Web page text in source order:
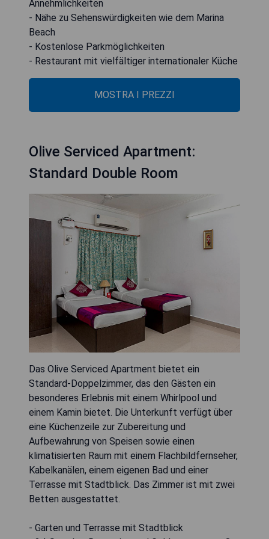
Annehmlichkeiten
- Nähe zu Sehenswürdigkeiten wie dem Marina
Beach
- Kostenlose Parkmöglichkeiten
- Restaurant mit vielfältiger internationaler Küche
MOSTRA I PREZZI
Olive Serviced Apartment:
Standard Double Room
Das Olive Serviced Apartment bietet ein
Standard-Doppelzimmer, das den Gästen ein
besonderes Erlebnis mit einem Whirlpool und
einem Kamin bietet. Die Unterkunft verfügt über
eine Küchenzeile zur Zubereitung und
Aufbewahrung von Speisen sowie einen
klimatisierten Raum mit einem Flachbildfernseher,
Kabelkanälen, einem eigenen Bad und einer
Terrasse mit Stadtblick. Das Zimmer ist mit zwei
Betten ausgestattet.
- Garten und Terrasse mit Stadtblick